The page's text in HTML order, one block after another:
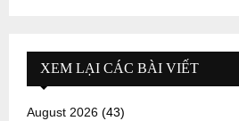
XEM LẠI CÁC BÀI VIẾT
August 2026 (43)